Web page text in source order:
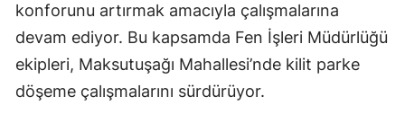
konforunu artırmak amacıyla çalışmalarına
devam ediyor. Bu kapsamda Fen İşleri Müdürlüğü
ekipleri, Maksutuşağı Mahallesi’nde kilit parke
döşeme çalışmalarını sürdürüyor.